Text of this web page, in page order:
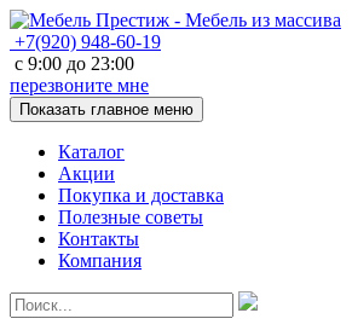
+7(920) 948-60-19
с 9:00 до 23:00
перезвоните мне
Показать главное меню
Каталог
Акции
Покупка и доставка
Полезные советы
Контакты
Компания